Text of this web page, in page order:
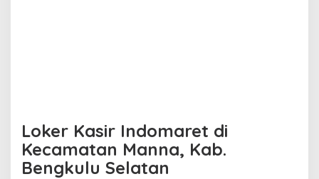
Loker Kasir Indomaret di
Kecamatan Manna, Kab.
Bengkulu Selatan